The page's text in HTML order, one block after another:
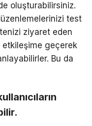
oluşturabilirsiniz.
test
ziyaret eden
etkileşime geçerek
Bu da